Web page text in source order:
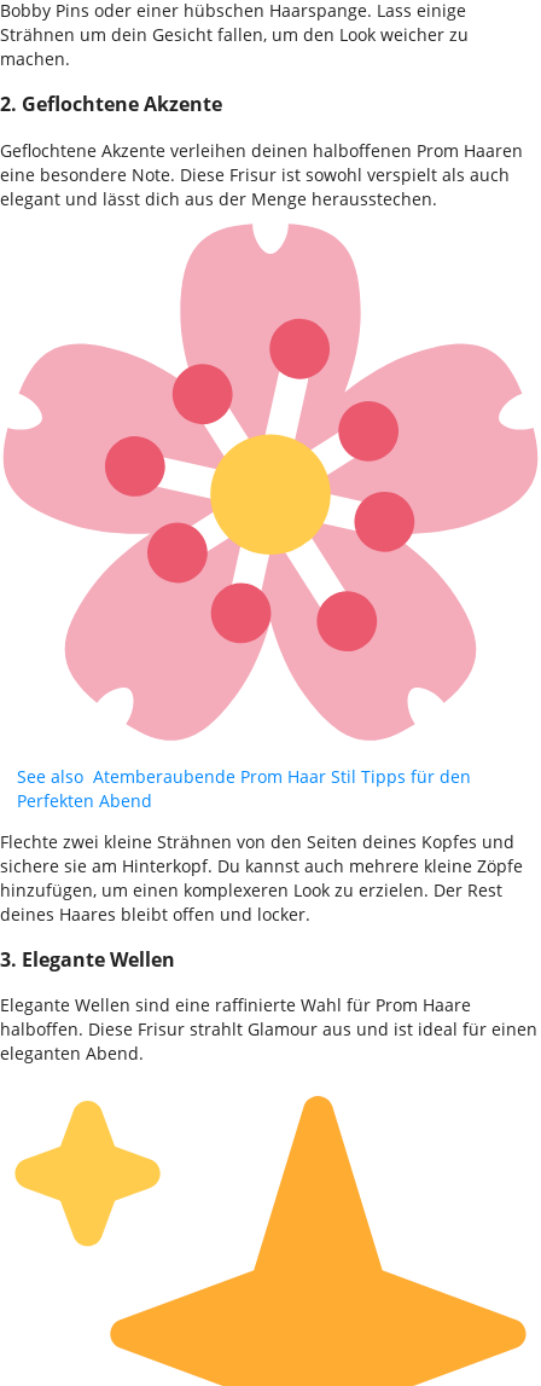
Bobby Pins oder einer hübschen Haarspange. Lass einige
Strähnen um dein Gesicht fallen, um den Look weicher zu
machen.
2. Geflochtene Akzente
Geflochtene Akzente verleihen deinen halboffenen Prom Haaren
eine besondere Note. Diese Frisur ist sowohl verspielt als auch
elegant und lässt dich aus der Menge herausstechen.
See also Atemberaubende Prom Haar Stil Tipps für den
Perfekten Abend
Flechte zwei kleine Strähnen von den Seiten deines Kopfes und
sichere sie am Hinterkopf. Du kannst auch mehrere kleine Zöpfe
hinzufügen, um einen komplexeren Look zu erzielen. Der Rest
deines Haares bleibt offen und locker.
3. Elegante Wellen
Elegante Wellen sind eine raffinierte Wahl für Prom Haare
halboffen. Diese Frisur strahlt Glamour aus und ist ideal für einen
eleganten Abend.